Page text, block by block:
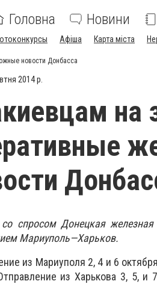
Головна Новини
Афіша Карта міста
новости Донбасса
2014 р.
на
спросом Донецкая
Мариуполь—Харьков.
из Мариуполя 2, 4 и 6
из Харькова 3, 5, и